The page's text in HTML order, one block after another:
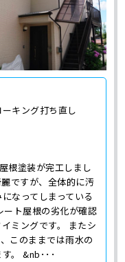
キング打ち直し
根塗装が完工しまし
ですが、全体的に汚
なってしまっている
ート屋根の劣化が確認
ミングです。 またシ
このままでは雨水の
。 &nb･･･